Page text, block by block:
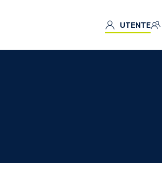
UTENTE